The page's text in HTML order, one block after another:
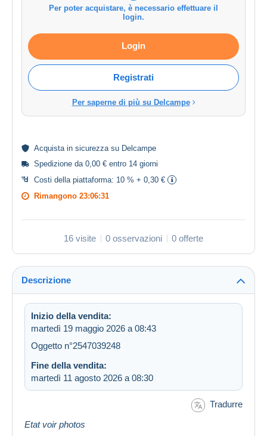
Per poter acquistare, è necessario effettuare il
login.
Login
Registrati
Per saperne di più su Delcampe
Acquista in sicurezzasu Delcampe
Spedizione da 0,00 € entro 14 giorni
Costi della piattaforma: 10 % + 0,30 €
Rimangono 23:06:31
16 visite 0 osservazioni 0 offerte
Descrizione
Inizio della vendita:
martedì 19 maggio 2026 a 08:43
Oggetto n°2547039248
Fine della vendita:
martedì 11 agosto 2026 a 08:30
Tradurre
Etat voir photos